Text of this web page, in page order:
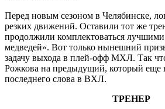
Перед новым сезоном в Челябинске,
резких движений. Оставили тот же
продолжили комплектоваться
медведей». Вот только нынешний
задачу выхода в плей-офф МХЛ. Так
Рожкова на предыдущий, который еще
последнего слова в ВХЛ.
ТРЕНЕР